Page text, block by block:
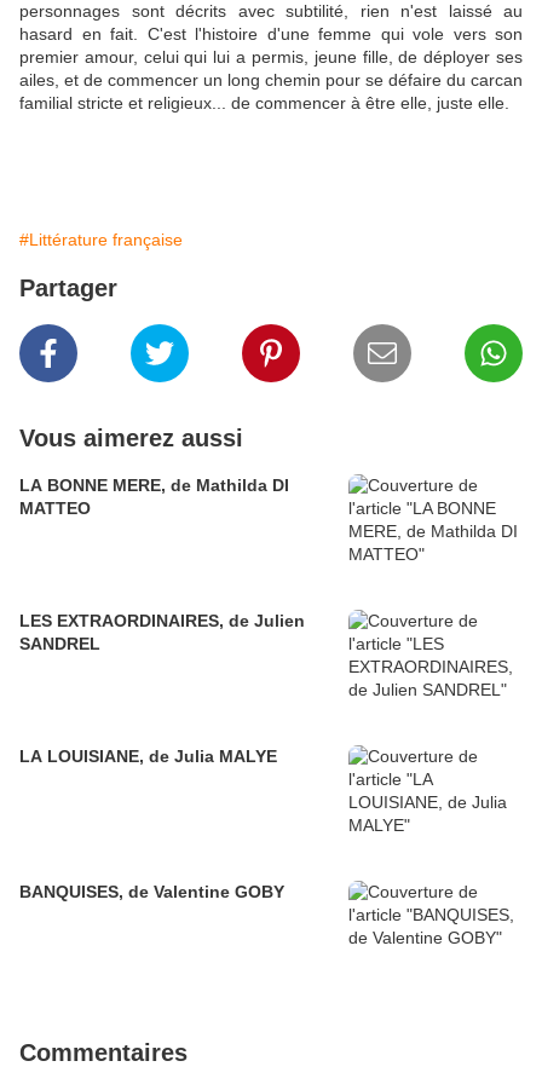
personnages sont décrits avec subtilité, rien n'est laissé au
hasard en fait. C'est l'histoire d'une femme qui vole vers son
premier amour, celui qui lui a permis, jeune fille, de déployer ses
ailes, et de commencer un long chemin pour se défaire du carcan
familial stricte et religieux... de commencer à être elle, juste elle.
#Littérature française
Partager
Vous aimerez aussi
LA BONNE MERE, de Mathilda DI
MATTEO
LES EXTRAORDINAIRES, de Julien
SANDREL
LA LOUISIANE, de Julia MALYE
BANQUISES, de Valentine GOBY
Commentaires